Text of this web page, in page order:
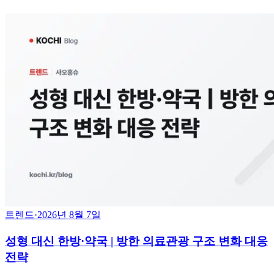
트렌드·2026년 8월 7일
성형 대신 한방·약국 | 방한 의료관광 구조 변화 대응
전략